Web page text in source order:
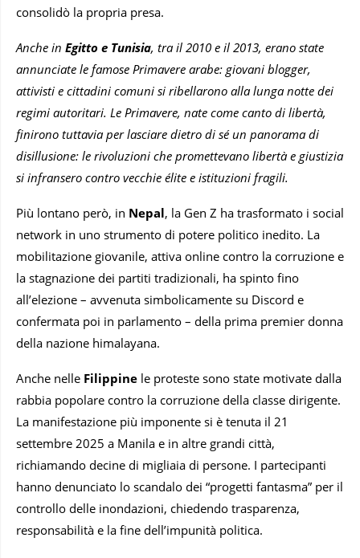
consolidò la propria presa.
Anche in Egitto e Tunisia, tra il 2010 e il 2013, erano state
annunciate le famose Primavere arabe: giovani blogger,
attivisti e cittadini comuni si ribellarono alla lunga notte dei
regimi autoritari. Le Primavere, nate come canto di libertà,
finirono tuttavia per lasciare dietro di sé un panorama di
disillusione: le rivoluzioni che promettevano libertà e giustizia
si infransero contro vecchie élite e istituzioni fragili.
Più lontano però, in Nepal, la Gen Z ha trasformato i social
network in uno strumento di potere politico inedito. La
mobilitazione giovanile, attiva online contro la corruzione e
la stagnazione dei partiti tradizionali, ha spinto fino
all’elezione – avvenuta simbolicamente su Discord e
confermata poi in parlamento – della prima premier donna
della nazione himalayana.
Anche nelle Filippine le proteste sono state motivate dalla
rabbia popolare contro la corruzione della classe dirigente.
La manifestazione più imponente si è tenuta il 21
settembre 2025 a Manila e in altre grandi città,
richiamando decine di migliaia di persone. I partecipanti
hanno denunciato lo scandalo dei “progetti fantasma” per il
controllo delle inondazioni, chiedendo trasparenza,
responsabilità e la fine dell’impunità politica.